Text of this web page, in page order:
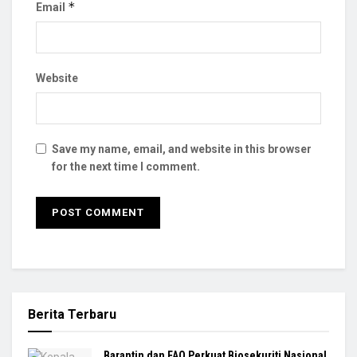
Email *
Website
Save my name, email, and website in this browser
for the next time I comment.
Berita Terbaru